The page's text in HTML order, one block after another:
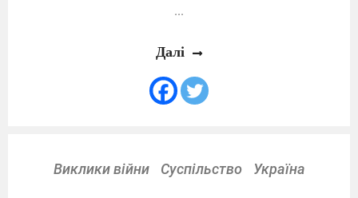
...
Далі
Виклики війни Суспільство Україна